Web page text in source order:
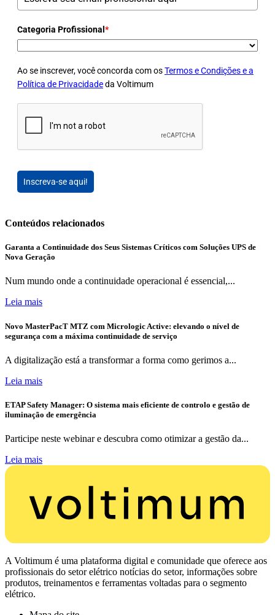
Categoria Profissional *
Ao se inscrever, você concorda com osTermos e Condições e a
Política de Privacidadeda Voltimum
Inscreva-se aqui!
Conteúdos relacionados
Garanta a Continuidade dos Seus Sistemas Críticos com Soluções UPS de
Nova Geração
Num mundo onde a continuidade operacional é essencial,...
Leia mais
Novo MasterPacT MTZ com Micrologic Active: elevando o nível de
segurança com a máxima continuidade de serviço
A digitalização está a transformar a forma como gerimos a...
Leia mais
ETAP Safety Manager: O sistema mais eficiente de controlo e gestão de
iluminação de emergência
Participe neste webinar e descubra como otimizar a gestão da...
Leia mais
A Voltimum é uma plataforma digital e comunidade que oferece aos
profissionais do setor elétrico notícias do setor, informações sobre
produtos, treinamentos e ferramentas voltadas para o segmento
elétrico.